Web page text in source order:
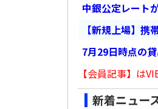
中銀公定レート
【新規上場】
7月29日時点の
【会員記事】は
新着ニュー